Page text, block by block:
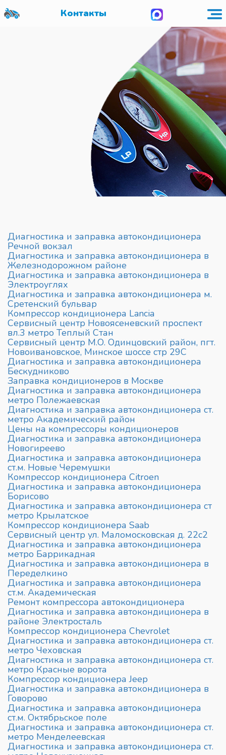
Контакты
Диагностика и заправка автокондиционера
Речной вокзал
Диагностика и заправка автокондиционера в
Железнодорожном районе
Диагностика и заправка автокондиционера в
Электроуглях
Диагностика и заправка автокондиционера м.
Сретенский бульвар
Компрессор кондиционера Lancia
Сервисный центр Новоясеневский проспект
вл.3 метро Теплый Стан
Сервисный центр М.О. Одинцовский район, пгт.
Новоивановское, Минское шоссе стр 29С
Диагностика и заправка автокондиционера
Бескудниково
Заправка кондиционеров в Москве
Диагностика и заправка автокондиционера
метро Полежаевская
Диагностика и заправка автокондиционера ст.
метро Академический район
Цены на компрессоры кондиционеров
Диагностика и заправка автокондиционера
Новогиреево
Диагностика и заправка автокондиционера
ст.м. Новые Черемушки
Компрессор кондиционера Сitroen
Диагностика и заправка автокондиционера
Борисово
Диагностика и заправка автокондиционера ст
метро Крылатское
Компрессор кондиционера Saab
Сервисный центр ул. Маломосковская д. 22с2
Диагностика и заправка автокондиционера
метро Баррикадная
Диагностика и заправка автокондиционера в
Переделкино
Диагностика и заправка автокондиционера
ст.м. Академическая
Ремонт компрессора автокондиционера
Диагностика и заправка автокондиционера в
районе Электросталь
Компрессор кондиционера Chevrolet
Диагностика и заправка автокондиционера ст.
метро Чеховская
Диагностика и заправка автокондиционера ст.
метро Красные ворота
Компрессор кондиционера Jeep
Диагностика и заправка автокондиционера в
Говорово
Диагностика и заправка автокондиционера
ст.м. Октябрьское поле
Диагностика и заправка автокондиционера ст.
метро Менделеевская
Диагностика и заправка автокондиционера ст.